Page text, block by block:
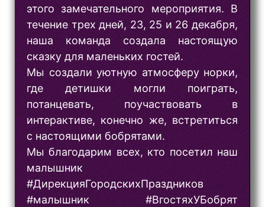
этого замечательного мероприятия. В
течение трех дней, 23, 25 и 26 декабря,
наша команда создала настоящую
сказку для маленьких гостей.
Мы создали уютную атмосферу норки,
где детишки могли поиграть,
потанцевать, поучаствовать в
интерактиве, конечно же, встретиться
с настоящими бобрятами.
Мы благодарим всех, кто посетил наш
малышник
#ДирекцияГородскихПраздников
#малышник #ВгостяхУБобрят